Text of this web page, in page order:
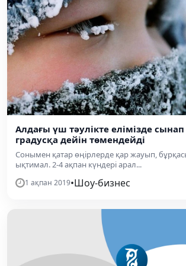
Алдағы үш тәулікте елімізде
градусқа дейін төмендейді
Сонымен қатар өңірлерде қар жауып,
ықтимал. 2-4 ақпан күндері арал...
1 ақпан 2019•Шоу-бизнес